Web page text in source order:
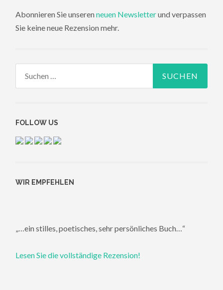
Abonnieren Sie unserenneuen Newsletterund verpassen
Sie keine neue Rezension mehr.
FOLLOW US
WIR EMPFEHLEN
„…ein stilles, poetisches, sehr persönliches Buch…“
Lesen Sie die vollständige Rezension!